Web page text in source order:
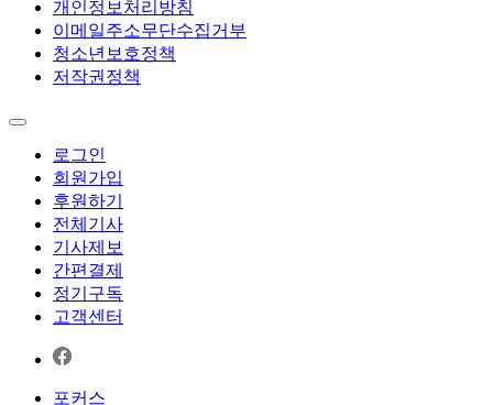
개인정보처리방침
이메일주소무단수집거부
청소년보호정책
저작권정책
로그인
회원가입
후원하기
전체기사
기사제보
간편결제
정기구독
고객센터
포커스